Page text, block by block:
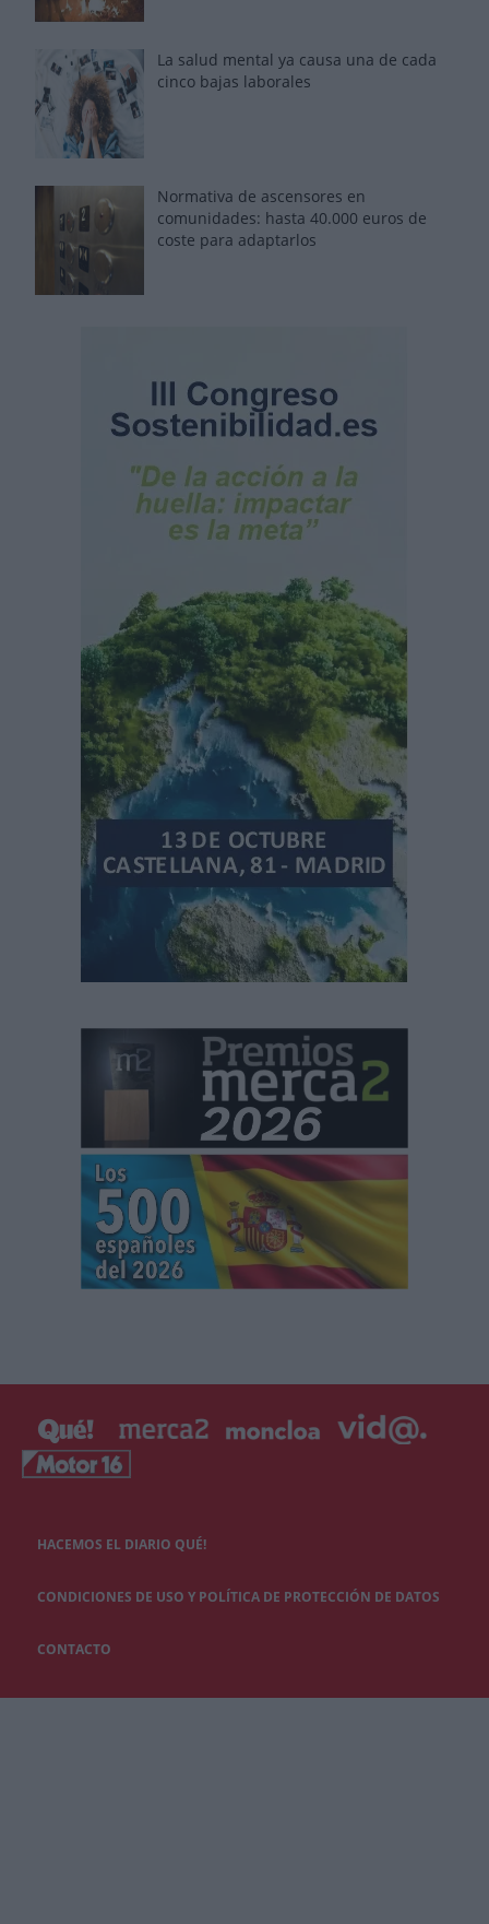
La salud mental ya causa una de cada
cinco bajas laborales
Normativa de ascensores en
comunidades: hasta 40.000 euros de
coste para adaptarlos
HACEMOS EL DIARIO QUÉ!
CONDICIONES DE USO Y POLÍTICA DE PROTECCIÓN DE DATOS
CONTACTO